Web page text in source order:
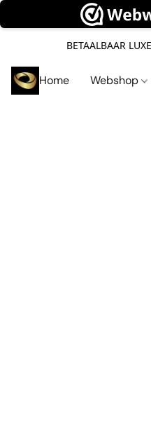
BETAALBAAR
Home Webshop